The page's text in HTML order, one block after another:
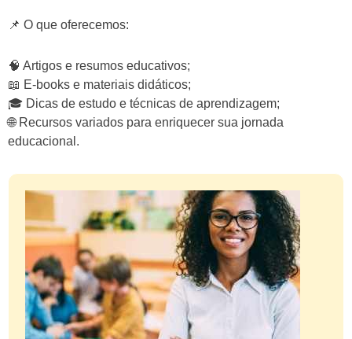
📌 O que oferecemos:
🧠 Artigos e resumos educativos;
📖 E-books e materiais didáticos;
🎓 Dicas de estudo e técnicas de aprendizagem;
🌐 Recursos variados para enriquecer sua jornada
educacional.